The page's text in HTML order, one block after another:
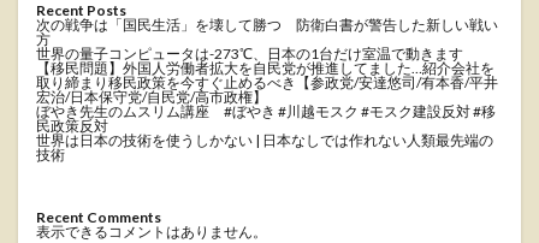
Recent Posts
次の戦争は「国民生活」を壊して勝つ 防衛白書が警告した新しい戦い
方
世界の量子コンピュータは-273℃、日本の1台だけ室温で動きます
【移民問題】外国人労働者拡大を自民党が推進してました…紹介会社を
取り締まり移民政策を今すぐ止めるべき【参政党/安達悠司/有本香/平井
宏治/日本保守党/自民党/高市政権】
ぼやき先生のムスリム講座 #ぼやき #川越モスク #モスク建設反対 #移
民政策反対
世界は日本の技術を使うしかない | 日本なしでは作れない人類最先端の
技術
Recent Comments
表示できるコメントはありません。